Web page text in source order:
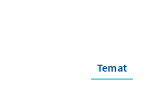
Temat